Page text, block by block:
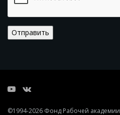
Отправить
©1994-2026 Фонд Рабочей академии